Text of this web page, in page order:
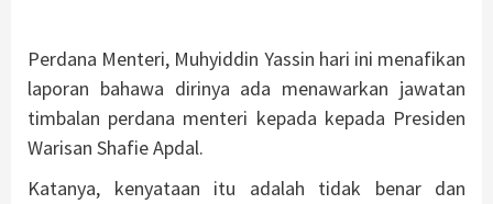
Perdana Menteri, Muhyiddin Yassin hari ini menafikan
laporan bahawa dirinya ada menawarkan jawatan
timbalan perdana menteri kepada kepada Presiden
Warisan Shafie Apdal.
Katanya, kenyataan itu adalah tidak benar dan